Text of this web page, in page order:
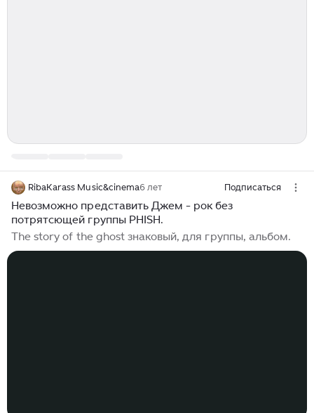
RibaKarass Music&cinema6 лет Подписаться
Невозможно представить Джем - рок без
потрятсющей группы PHISH.
The story of the ghost знаковый, для группы, альбом.